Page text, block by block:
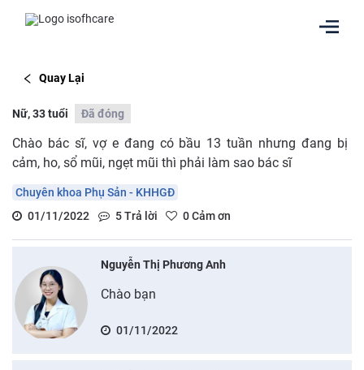
Quay Lại
Nữ, 33 tuổi Đã đóng
Chào bác sĩ, vợ e đang có bầu 13 tuần nhưng đang bị
cảm, ho, sổ mũi, ngẹt mũi thì phải làm sao bác sĩ
Chuyên khoa Phụ Sản - KHHGĐ
01/11/2022
5Trả lời 0Cảm ơn
Nguyễn Thị Phương Anh
Chào bạn
01/11/2022